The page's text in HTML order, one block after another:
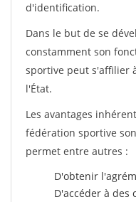
d'identification.
Dans le but de se
constamment son
sportive peut s'affilier
l'État.
Les avantages
fédération sportive
permet entre autres :
D'obtenir
D'accéder à des